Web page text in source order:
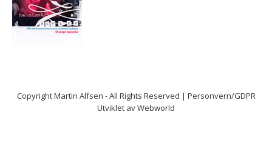
CopyrightMartin Alfsen - All Rights Reserved | Personvern/GDPR
Utviklet avWebworld